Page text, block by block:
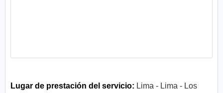
Lugar de prestación del servicio: Lima - Lima - Los